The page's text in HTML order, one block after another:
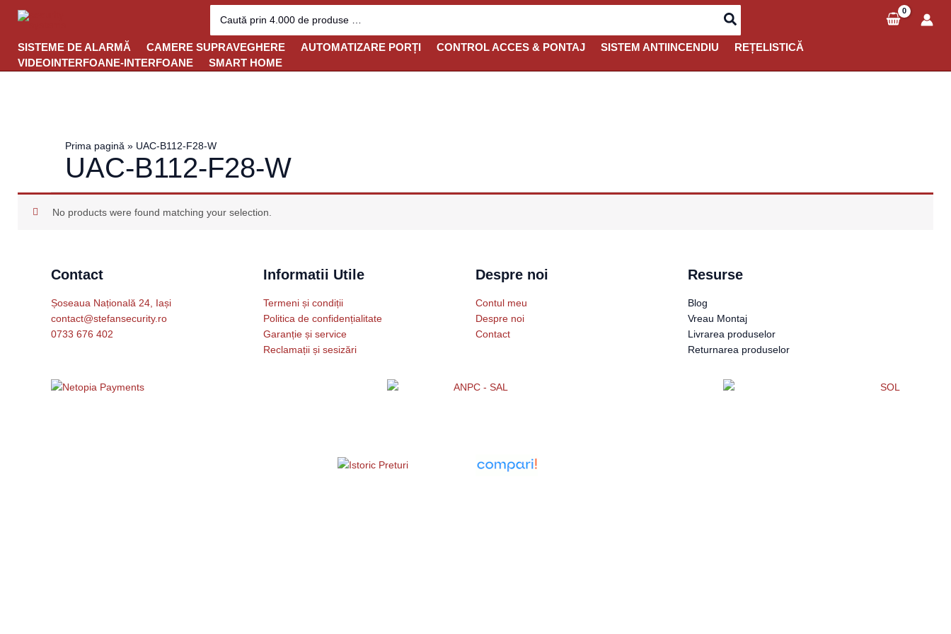
Search
for:
SISTEME DE ALARMĂ CAMERE SUPRAVEGHERE AUTOMATIZARE PORȚI CONTROL ACCES & PONTAJ SISTEM ANTIINCENDIU
REȚELISTICĂ
VIDEOINTERFOANE-INTERFOANE
SMART HOME
Prima pagină » UAC-B112-F28-W
UAC-B112-F28-W
No products were found matching your selection.
Contact
Șoseaua Națională 24, Iași
contact@stefansecurity.ro
0733 676 402
Informatii Utile
Termeni și condiții
Politica de confidențialitate
Garanție și service
Reclamații și sesizări
Despre noi
Contul meu
Despre noi
Contact
Resurse
Blog
Vreau Montaj
Livrarea produselor
Returnarea produselor